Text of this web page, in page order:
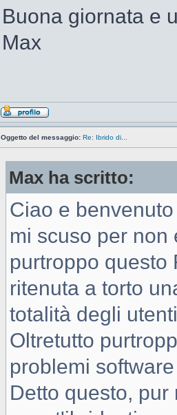
Buona giornata e
Max
Oggetto del messaggio: Re: Ibrido di...
Max ha scritto:
Ciao e
mi scuso per non
purtroppo questo
ritenuta a torto
totalità degli
Oltretutto
problemi
Detto questo,